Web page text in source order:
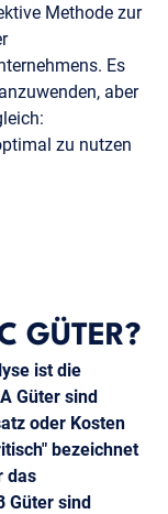
Methode zur
Es
aber
zu nutzen
GÜTER?
ist die
Güter sind
oder Kosten
bezeichnet
das
Güter sind